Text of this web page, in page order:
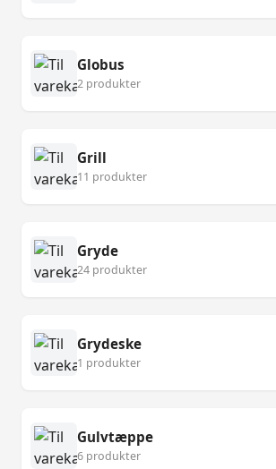
Globus
2 produkter
Grill
11 produkter
Gryde
24 produkter
Grydeske
1 produkter
Gulvtæppe
6 produkter